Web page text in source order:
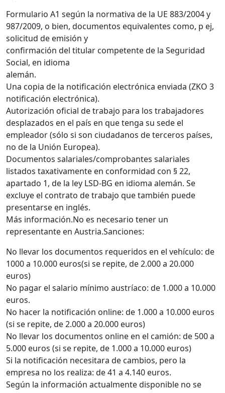
Formulario A1 según la normativa de la UE 883/2004 y
987/2009, o bien, documentos equivalentes como, p ej,
solicitud de emisión y
confirmación del titular competente de la Seguridad
Social, en idioma
alemán.
Una copia de la notificación electrónica enviada (ZKO 3
notificación electrónica).
Autorización oficial de trabajo para los trabajadores
desplazados en el país en que tenga su sede el
empleador (sólo si son ciudadanos de terceros países,
no de la Unión Europea).
Documentos salariales/comprobantes salariales
listados taxativamente en conformidad con § 22,
apartado 1, de la ley LSD-BG en idioma alemán. Se
excluye el contrato de trabajo que también puede
presentarse en inglés.
Más información.No es necesario tener un
representante en Austria.Sanciones:
No llevar los documentos requeridos en el vehículo: de
1000 a 10.000 euros(si se repite, de 2.000 a 20.000
euros)
No pagar el salario mínimo austríaco: de 1.000 a 10.000
euros.
No hacer la notificación online: de 1.000 a 10.000 euros
(si se repite, de 2.000 a 20.000 euros)
No llevar los documentos online en el camión: de 500 a
5.000 euros (si se repite, de 1.000 a 10.000 euros)
Si la notificación necesitara de cambios, pero la
empresa no los realiza: de 41 a 4.140 euros.
Según la información actualmente disponible no se